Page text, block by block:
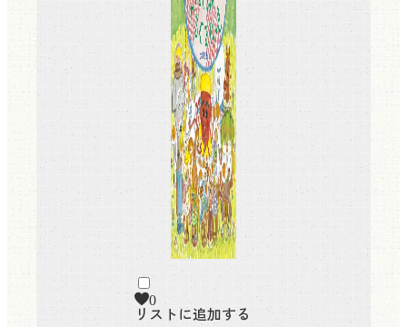
0
リストに追加する